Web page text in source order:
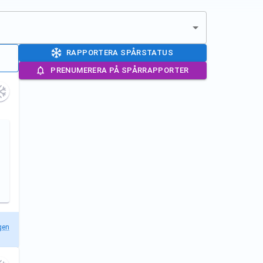
RAPPORTERA SPÅRSTATUS
PRENUMERERA PÅ SPÅRRAPPORTER